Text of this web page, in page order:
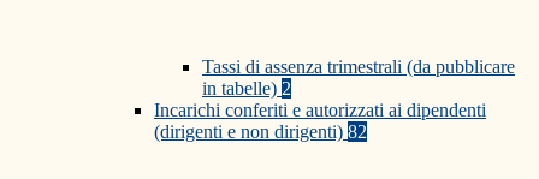
Tassi di assenza trimestrali (da pubblicare
in tabelle) 2
Incarichi conferiti e autorizzati ai dipendenti
(dirigenti e non dirigenti) 82